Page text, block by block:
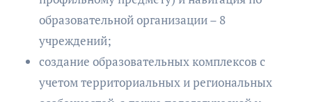
образовательной организации – 8
учреждений;
создание образовательных комплексов с
учетом территориальных и региональных